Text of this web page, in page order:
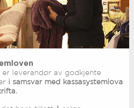
leverandør av godkjente
i samsvar med kassasystemlova